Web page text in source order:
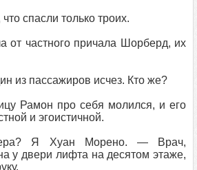
спасли только троих.
от частного причала Шорберд, их
из пассажиров исчез. Кто же?
Рамон про себя молился, и его
и эгоистичной.
Я Хуан Морено. — Врач,
у двери лифта на десятом этаже,